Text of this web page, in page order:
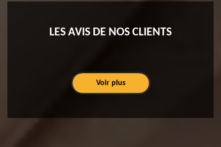
LES AVIS DE NOS CLIENTS
Voir plus